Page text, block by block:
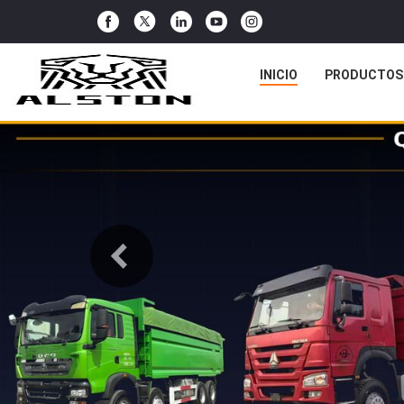
INICIO PRODUCTOS